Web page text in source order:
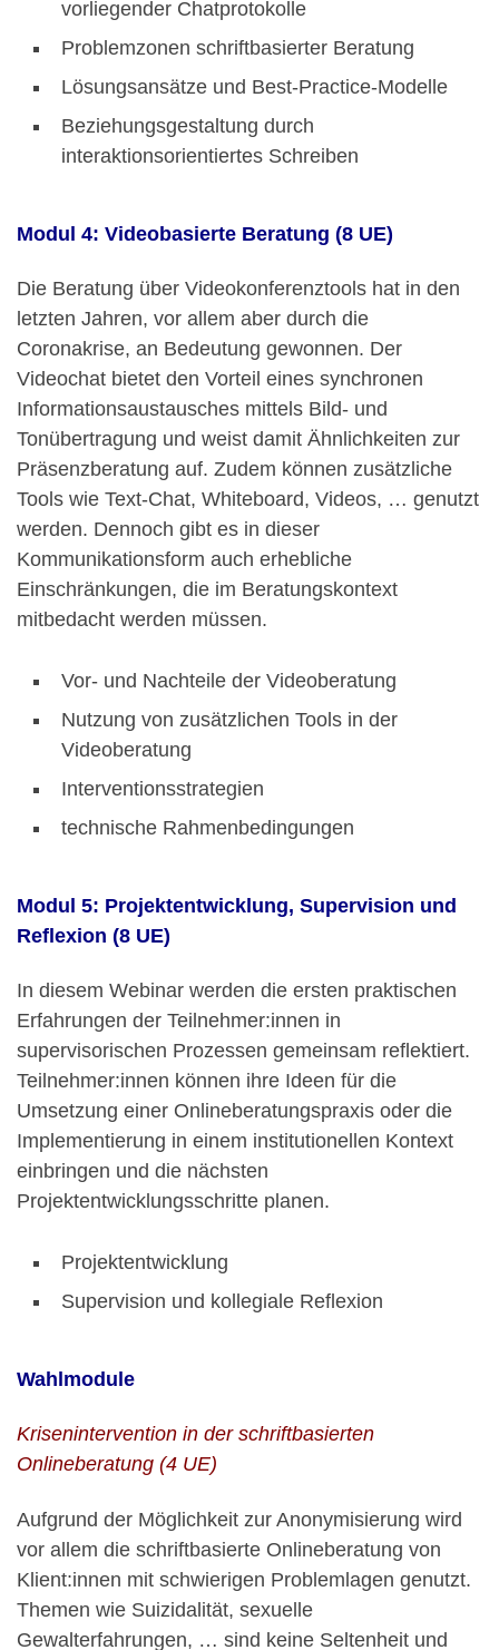
vorliegender Chatprotokolle
Problemzonen schriftbasierter Beratung
Lösungsansätze und Best-Practice-Modelle
Beziehungsgestaltung durch
interaktionsorientiertes Schreiben
Modul 4: Videobasierte Beratung (8 UE)
Die Beratung über Videokonferenztools hat in den
letzten Jahren, vor allem aber durch die
Coronakrise, an Bedeutung gewonnen. Der
Videochat bietet den Vorteil eines synchronen
Informationsaustausches mittels Bild- und
Tonübertragung und weist damit Ähnlichkeiten zur
Präsenzberatung auf. Zudem können zusätzliche
Tools wie Text-Chat, Whiteboard, Videos, … genutzt
werden. Dennoch gibt es in dieser
Kommunikationsform auch erhebliche
Einschränkungen, die im Beratungskontext
mitbedacht werden müssen.
Vor- und Nachteile der Videoberatung
Nutzung von zusätzlichen Tools in der
Videoberatung
Interventionsstrategien
technische Rahmenbedingungen
Modul 5: Projektentwicklung, Supervision und
Reflexion (8 UE)
In diesem Webinar werden die ersten praktischen
Erfahrungen der Teilnehmer:innen in
supervisorischen Prozessen gemeinsam reflektiert.
Teilnehmer:innen können ihre Ideen für die
Umsetzung einer Onlineberatungspraxis oder die
Implementierung in einem institutionellen Kontext
einbringen und die nächsten
Projektentwicklungsschritte planen.
Projektentwicklung
Supervision und kollegiale Reflexion
Wahlmodule
Krisenintervention in der schriftbasierten
Onlineberatung (4 UE)
Aufgrund der Möglichkeit zur Anonymisierung wird
vor allem die schriftbasierte Onlineberatung von
Klient:innen mit schwierigen Problemlagen genutzt.
Themen wie Suizidalität, sexuelle
Gewalterfahrungen, … sind keine Seltenheit und